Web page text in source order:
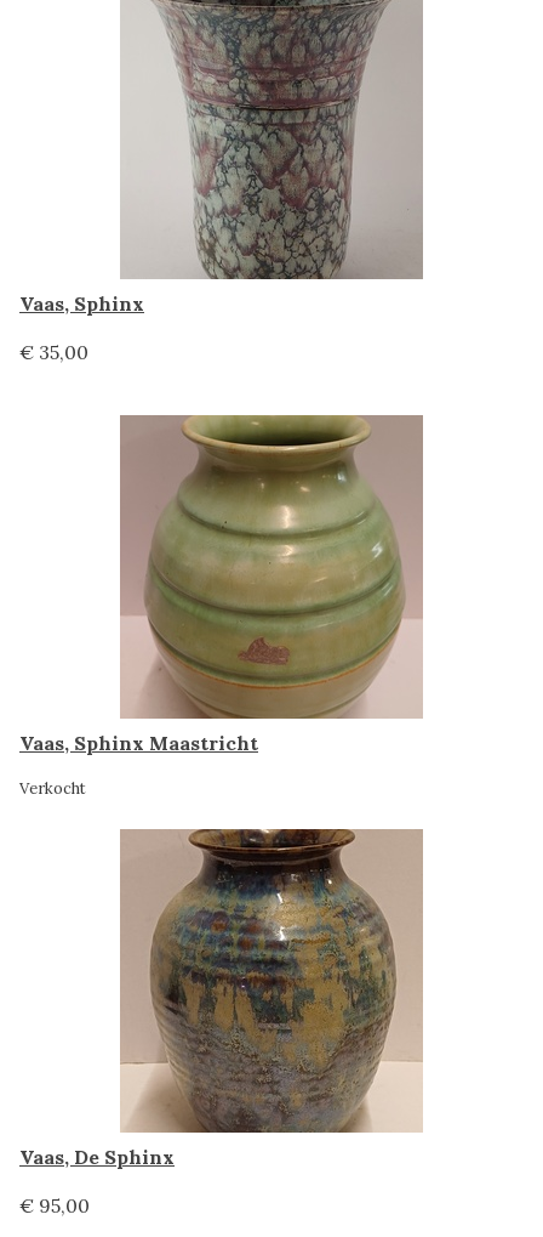
Vaas, Sphinx
€ 35,00
Vaas, Sphinx Maastricht
Verkocht
Vaas, De Sphinx
€ 95,00